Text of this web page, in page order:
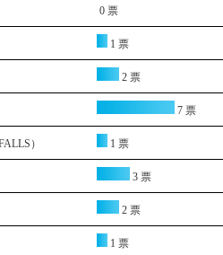
0 票
1 票
2 票
7 票
） 1 票
3 票
2 票
1 票